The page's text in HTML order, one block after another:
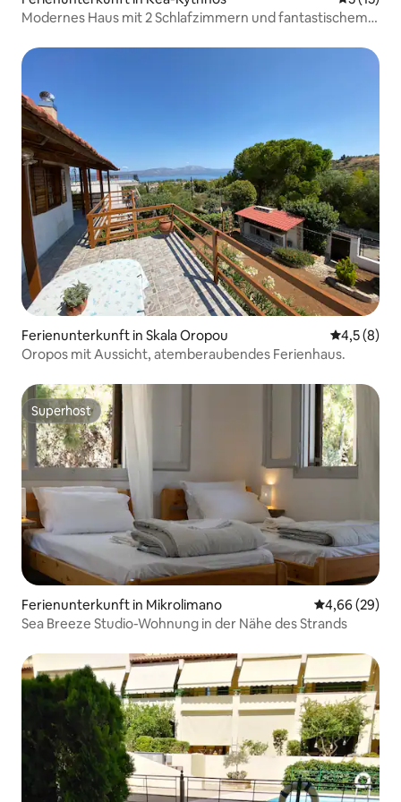
Modernes Haus mit 2 Schlafzimmern und fantastischem
Ferienunterkunft in Skala Oropou
4,5 (8)
Oropos mit Aussicht, atemberaubendes Ferienhaus.
Superhost
Superhost
Ferienunterkunft in Mikrolimano
4,66 (29)
Sea Breeze Studio-Wohnung in der Nähe des Strands